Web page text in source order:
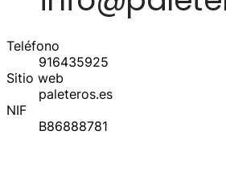
Teléfono
916435925
Sitio web
paleteros.es
NIF
B86888781